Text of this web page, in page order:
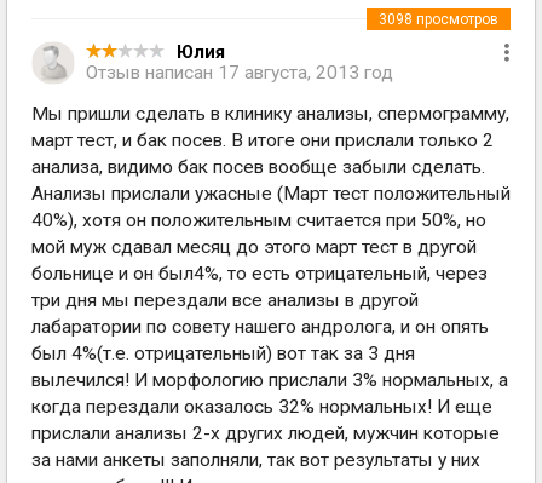
Юлия
Отзыв написан 17 августа, 2013 год
3098 просмотров
Мы пришли сделать в клинику анализы, спермограмму,
март тест, и бак посев. В итоге они прислали только 2
анализа, видимо бак посев вообще забыли сделать.
Анализы прислали ужасные (Март тест положительный
40%), хотя он положительным считается при 50%, но
мой муж сдавал месяц до этого март тест в другой
больнице и он был4%, то есть отрицательный, через
три дня мы перездали все анализы в другой
лабаратории по совету нашего андролога, и он опять
был 4%(т.е. отрицательный) вот так за 3 дня
вылечился! И морфологию прислали 3% нормальных, а
когда перездали оказалось 32% нормальных! И еще
прислали анализы 2-х других людей, мужчин которые
за нами анкеты заполняли, так вот результаты у них